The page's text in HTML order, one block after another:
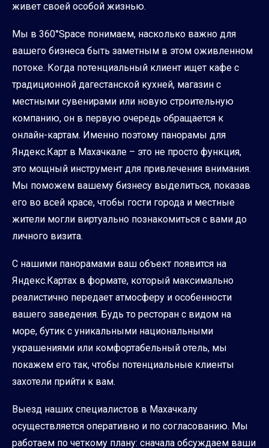
живет своей особой жизнью.
Мы в 360°Space понимаем, насколько важно для
вашего бизнеса быть заметным в этом оживленном
потоке. Когда потенциальный клиент ищет кафе с
традиционной дагестанской кухней, магазин с
местными сувенирами или новую строительную
компанию, он в первую очередь обращается к
онлайн-картам. Именно поэтому панорамы для
Яндекс.Карт в Махачкале – это не просто функция,
это мощный инструмент для привлечения внимания.
Мы поможем вашему бизнесу выделиться, показав
его во всей красе, чтобы гости города и местные
жители могли виртуально познакомиться с вами до
личного визита.
С нашими панорамами ваш объект появится на
Яндекс.Картах в формате, который максимально
реалистично передает атмосферу и особенности
вашего заведения. Будь то ресторан с видом на
море, бутик с уникальными национальными
украшениями или комфортабельный отель, мы
покажем его так, чтобы потенциальные клиенты
захотели прийти к вам.
Выезд наших специалистов в Махачкалу
осуществляется оперативно и по согласованию. Мы
работаем по четкому плану: сначала обсуждаем ваши